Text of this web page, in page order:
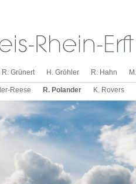
R. Grünert H. Gröhler R. Hahn
Reese R. Polander K. Rovers